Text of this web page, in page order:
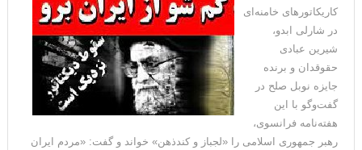
کاریکاتورهای خامنه‌ای
در شارلی ابدو،
شیرین عبادی
حقوقدان و برنده
جایزه نوبل صلح در
گفت‌وگو با این
هفته‌نامه فرانسوی،
رهبر جمهوری اسلامی را «لجباز و کندذهن» خواند و گفت: «مردم ایران